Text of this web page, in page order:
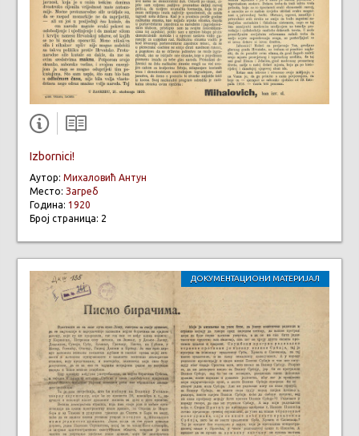
Izbornici!
Аутор: Михаловић Антун
Место: Загреб
Година: 1920
Број страница: 2
ДОКУМЕНТАЦИОНИ МАТЕРИЈАЛ